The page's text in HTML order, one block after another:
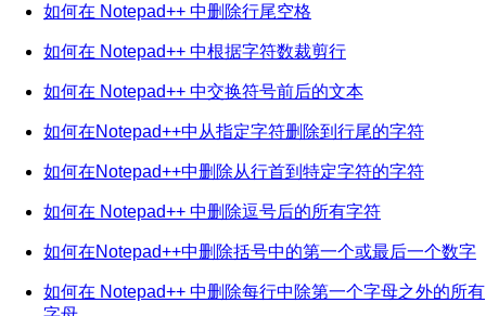
如何在 Notepad++ 中删除行尾空格
如何在 Notepad++ 中根据字符数裁剪行
如何在 Notepad++ 中交换符号前后的文本
如何在Notepad++中从指定字符删除到行尾的字符
如何在Notepad++中删除从行首到特定字符的字符
如何在 Notepad++ 中删除逗号后的所有字符
如何在Notepad++中删除括号中的第一个或最后一个数字
如何在 Notepad++ 中删除每行中除第一个字母之外的所有